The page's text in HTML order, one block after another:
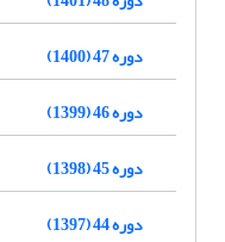
دوره 47 (1400)
دوره 46 (1399)
دوره 45 (1398)
دوره 44 (1397)